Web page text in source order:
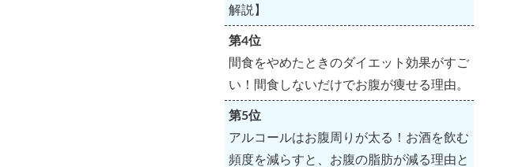
解説】
第4位
間食をやめたときのダイエット効果がすご
い！間食しないだけでお腹が痩せる理由。
第5位
アルコールはお腹周りが太る！お酒を飲む
頻度を減らすと、お腹の脂肪が減る理由と